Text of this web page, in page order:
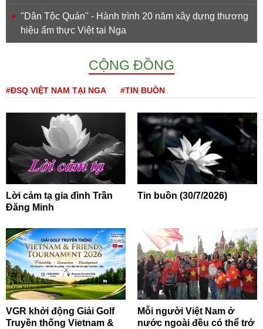
''Dân Tộc Quán'' - Hành trình 20 năm xây dựng thương
hiệu ẩm thực Việt tại Nga
CỘNG ĐỒNG
#ĐSQ VIỆT NAM TẠI NGA #TIN BUỒN
Lời cảm tạ gia đình Trần
Đăng Minh
Tin buồn (30/7/2026)
VGR khởi động Giải Golf
Truyền thống Vietnam &
Mỗi người Việt Nam ở
nước ngoài đều có thể trở